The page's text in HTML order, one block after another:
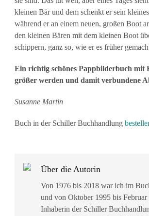
kleinen Bär und dem schenkt er sein
während er an einem neuen, großen Boot
den kleinen Bären mit dem kleinen Boot
schippern, ganz so, wie er es früher
Ein richtig schönes Pappbilderbuch mit
größer werden und damit verbundene
Susanne Martin
Buch in der Schiller Buchhandlung
Über die Autorin
Von 1976 bis 2018 war ich im
und von Oktober 1995 bis Februar
Inhaberin der Schiller